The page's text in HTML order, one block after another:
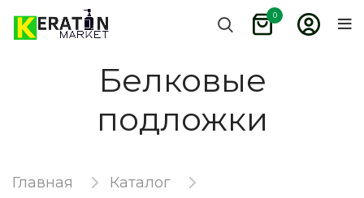
0
Белковые
подложки
Главная
Каталог